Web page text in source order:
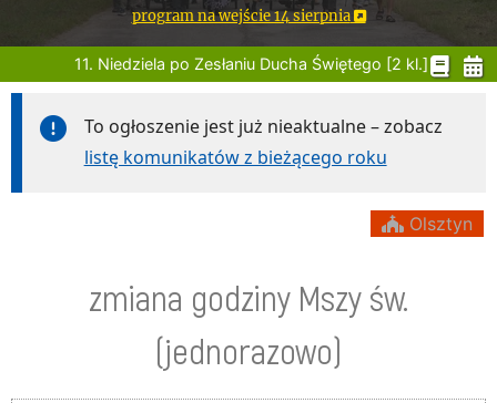
program na wejście 14 sierpnia
11. Niedziela po Zesłaniu Ducha Świętego [2 kl.]
To ogłoszenie jest już nieaktualne – zobacz
listę komunikatów z bieżącego roku
Olsztyn
zmiana godziny Mszy św.
(jednorazowo)